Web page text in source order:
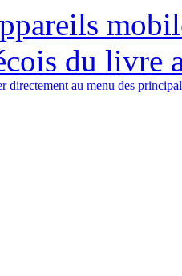
du livre
directement au menu des